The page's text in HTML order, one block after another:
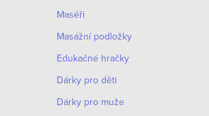
Maséři
Masážní podložky
Edukačné hračky
Dárky pro děti
Dárky pro muže